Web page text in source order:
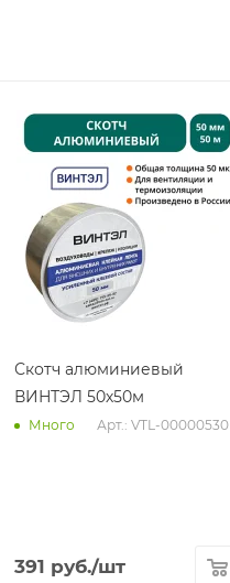
Скотч алюминиевый
ВИНТЭЛ 50х50м
Много Арт.: VTL-00000530
391 руб./шт